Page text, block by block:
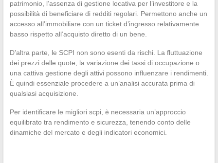
patrimonio, l’assenza di gestione locativa per l’investitore e la
possibilità di beneficiare di redditi regolari. Permettono anche un
accesso all’immobiliare con un ticket d’ingresso relativamente
basso rispetto all’acquisto diretto di un bene.
D’altra parte, le SCPI non sono esenti da rischi. La fluttuazione
dei prezzi delle quote, la variazione dei tassi di occupazione o
una cattiva gestione degli attivi possono influenzare i rendimenti.
È quindi essenziale procedere a un’analisi accurata prima di
qualsiasi acquisizione.
Per identificare le migliori scpi, è necessaria un’approccio
equilibrato tra rendimento e sicurezza, tenendo conto delle
dinamiche del mercato e degli indicatori economici.